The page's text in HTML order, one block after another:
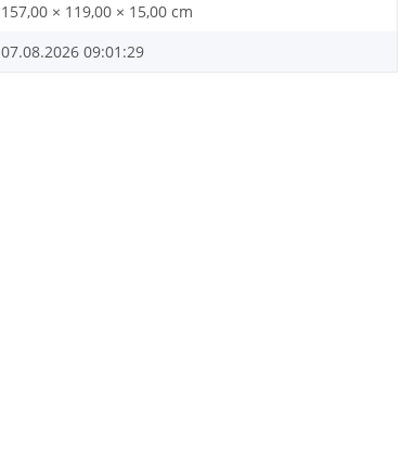
157,00 × 119,00 × 15,00 cm
07.08.2026 09:01:29